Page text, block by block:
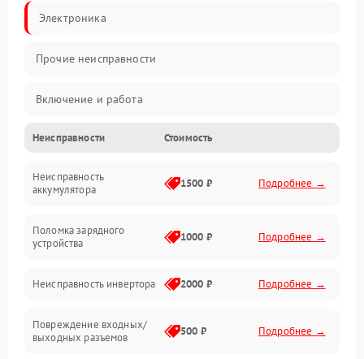
Электроника
Прочие неисправности
Включение и работа
Работа с нагрузкой
Звук и индикация
Механические повреждения
Неисправности Стоимость
Неисправность
аккумулятора
1500 ₽ Подробнее →
Поломка зарядного
устройства
1000 ₽ Подробнее →
Неисправность инвертора 2000 ₽ Подробнее →
Повреждение входных/
выходных разъемов
500 ₽ Подробнее →